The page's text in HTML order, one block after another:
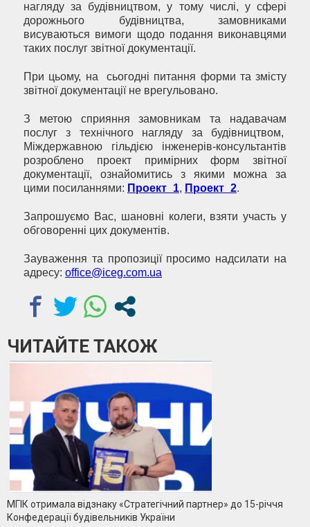
нагляду за будівництвом, у тому числі, у сфері
дорожнього будівництва, замовниками
висуваються вимоги щодо подання виконавцями
таких послуг звітної документації.
При цьому, на сьогодні питання форми та змісту
звітної документації не врегульовано.
З метою сприяння замовникам та надавачам
послуг з технічного нагляду за будівництвом,
Міждержавною гільдією інженерів-консультантів
розроблено проект примірних форм звітної
документації, ознайомитись з якими можна за
цими посиланнями: Проект_1, Проект_2.
Запрошуємо Вас, шановні колеги, взяти участь у
обговоренні цих документів.
Зауваження та пропозиції просимо надсилати на
адресу: office@iceg.com.ua
ЧИТАЙТЕ ТАКОЖ
МГІК отримала відзнаку «Стратегічний партнер» до 15-річчя
Конфедерації будівельників України